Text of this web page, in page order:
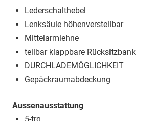
Lederschalthebel
Lenksäule höhenverstellbar
Mittelarmlehne
teilbar klappbare Rücksitzbank
DURCHLADEMÖGLICHKEIT
Gepäckraumabdeckung
Aussenausstattung
5-trg.